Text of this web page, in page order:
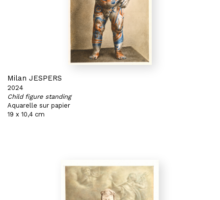
Milan JESPERS
2024
Child figure standing
Aquarelle sur papier
19 x 10,4 cm